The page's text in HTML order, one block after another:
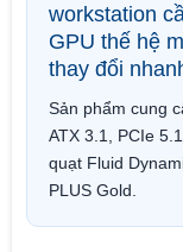
workstation
GPU thế hệ
thay đổi
Sản phẩm cung
ATX 3.1, PCIe
quạt Fluid
PLUS Gold.